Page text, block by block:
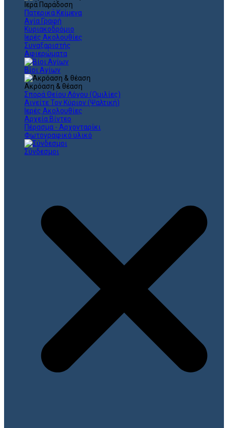
Ιερά Παράδοση
Πατερικά Κείμενα
Αγία Γραφή
Κυριακοδρόμιο
Ιερές Ακολουθίες
Συναξαριστής
Αφιερώματα
Βίοι Αγίων
Ακρόαση & θέαση
Σπορά Θείου Λόγου (Ομιλίες)
Αινείτε Τον Κύριον (Ψαλτική)
Ιερές Ακολουθίες
Αρχεία Βίντεο
Πέρασμα - Αρχονταρίκι
Φωτογραφικό υλικό
Σύνδεσμοι